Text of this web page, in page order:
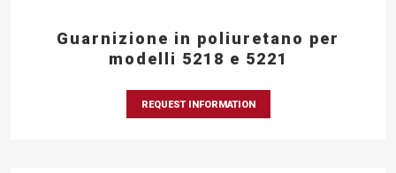
Guarnizione in poliuretano per
modelli 5218 e 5221
REQUEST INFORMATION